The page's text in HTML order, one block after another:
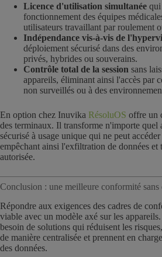
Licence d'utilisation simultanée qui
fonctionnement des équipes
utilisateurs travaillant par roulement
Indépendance vis-à-vis de
déploiement sécurisé dans des
privés, hybrides ou souverains.
Contrôle total de la session sans
appareils, éliminant ainsi l'accès par
non surveillés ou à des
En option chez Inuvika RésoluOS offre un
des terminaux. Il transforme n'importe quel
sécurisé à usage unique qui ne peut
empêchant ainsi l'exfiltration de données et
autorisée.
Conclusion : une meilleure conformité
Répondre aux exigences des cadres de
viable avec un modèle axé sur les
besoin de solutions qui réduisent les
de manière centralisée et prennent en
des données.